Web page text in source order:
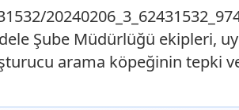
Şube Müdürlüğü ekipleri,
arama köpeğinin tepki